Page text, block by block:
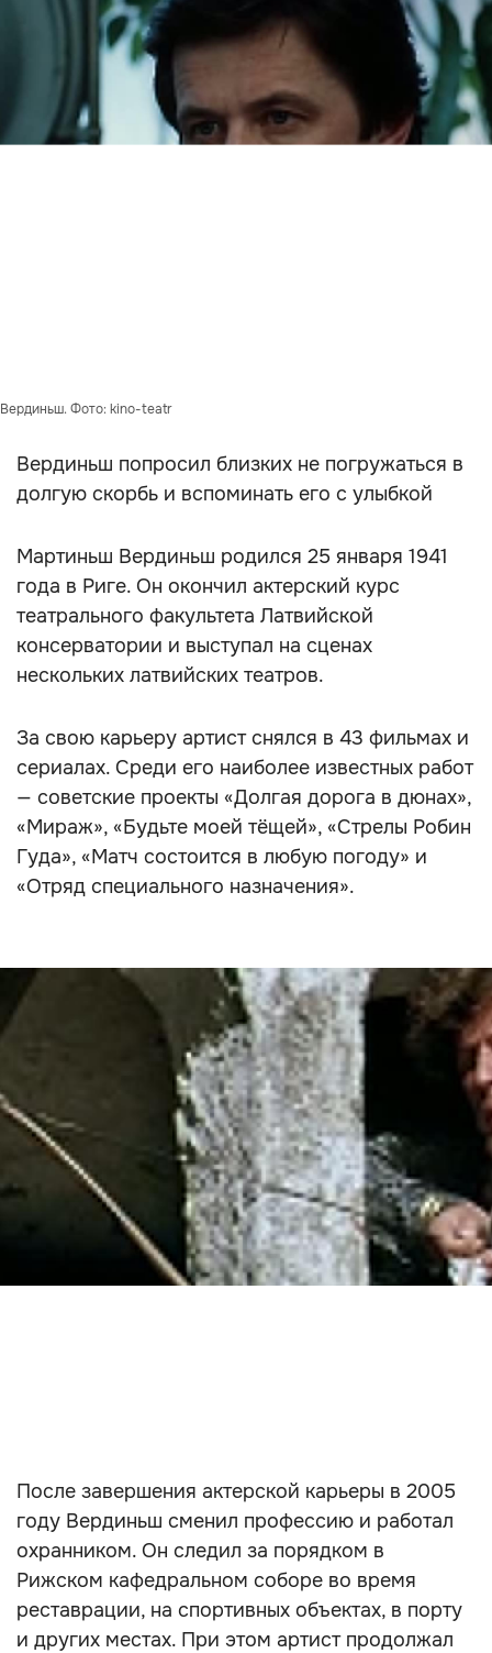
Фото: kino-teatr
Вердиньш попросил близких не погружаться в
долгую скорбь и вспоминать его с улыбкой
Мартиньш Вердиньш родился 25 января 1941
года в Риге. Он окончил актерский курс
театрального факультета Латвийской
консерватории и выступал на сценах
нескольких латвийских театров.
За свою карьеру артист снялся в 43 фильмах и
сериалах. Среди его наиболее известных работ
— советские проекты «Долгая дорога в дюнах»,
«Мираж», «Будьте моей тёщей», «Стрелы Робин
Гуда», «Матч состоится в любую погоду» и
«Отряд специального назначения».
После завершения актерской карьеры в 2005
году Вердиньш сменил профессию и работал
охранником. Он следил за порядком в
Рижском кафедральном соборе во время
реставрации, на спортивных объектах, в порту
и других местах. При этом артист продолжал